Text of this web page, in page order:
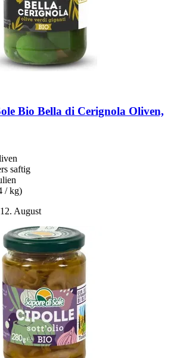
Bio Bella di Cerignola Oliven,
saftig
/ kg)
August